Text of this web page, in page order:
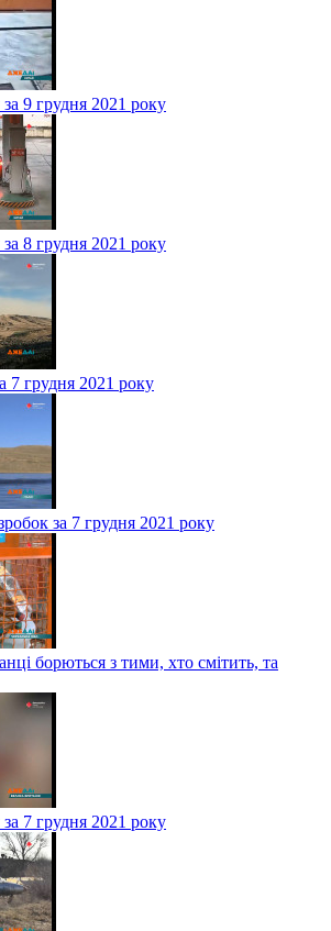
9 грудня 2021 року
8 грудня 2021 року
7 грудня 2021 року
за 7 грудня 2021 року
борються з тими, хто смітить, та
7 грудня 2021 року